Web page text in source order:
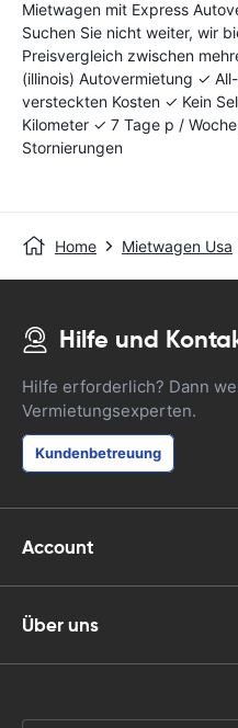
Mietwagen mit Express
Suchen Sie nicht weiter, wir
Preisvergleich zwischen
(illinois) Autovermietung ✓
versteckten Kosten ✓ Kein
Kilometer ✓ 7 Tage p /
Stornierungen
Home Mietwagen Usa
Hilfe und
Hilfe erforderlich? Dann
Vermietungsexperten.
Kundenbetreuung
Account
Über uns